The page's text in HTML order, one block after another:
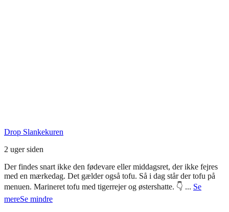
Drop Slankekuren
2 uger siden
Der findes snart ikke den fødevare eller middagsret, der ikke fejres
med en mærkedag. Det gælder også tofu. Så i dag står der tofu på
menuen. Marineret tofu med tigerrejer og østershatte. 👇 ... Se
mereSe mindre